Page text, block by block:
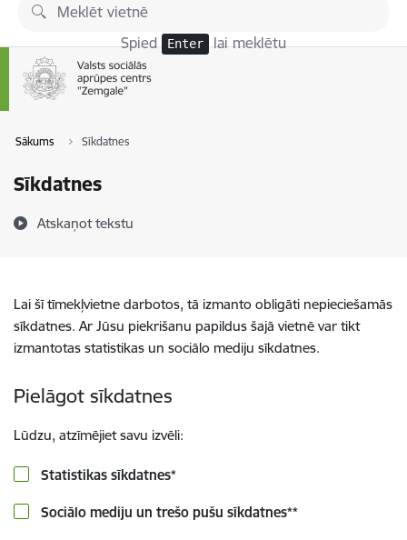
Pāriet uz lapas saturu
Spied Enter lai meklētu
Sākums Sīkdatnes
Sīkdatnes
Atskaņot tekstu
Lai šī tīmekļvietne darbotos, tā izmanto obligāti nepieciešamās
sīkdatnes. Ar Jūsu piekrišanu papildus šajā vietnē var tikt
izmantotas statistikas un sociālo mediju sīkdatnes.
Pielāgot sīkdatnes
Lūdzu, atzīmējiet savu izvēli:
Statistikas sīkdatnes*
Sociālo mediju un trešo pušu sīkdatnes**